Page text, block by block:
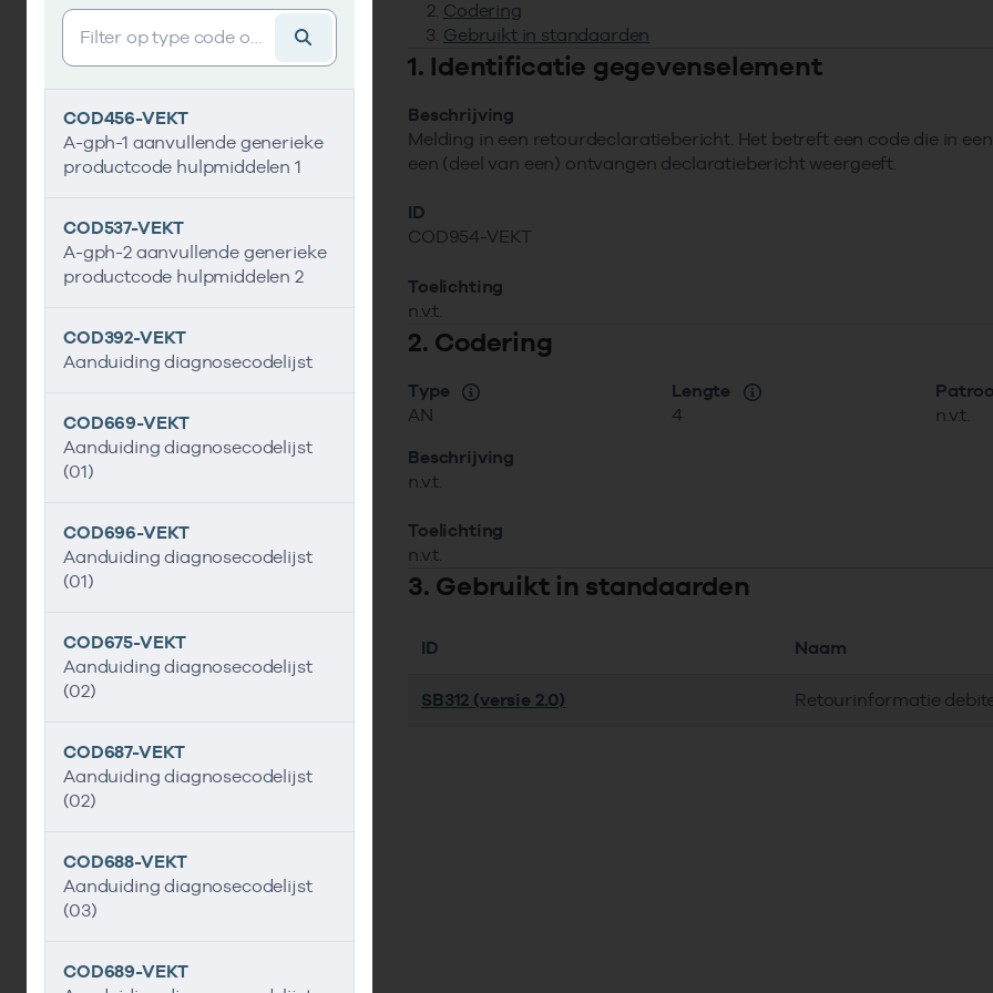
Vind gegevens&shy;element
COD456-VEKT
A-gph-1 aanvullende generieke
productcode hulpmiddelen 1
COD537-VEKT
A-gph-2 aanvullende generieke
productcode hulpmiddelen 2
COD392-VEKT
Aanduiding diagnosecodelijst
COD669-VEKT
Aanduiding diagnosecodelijst
(01)
COD696-VEKT
Aanduiding diagnosecodelijst
(01)
COD675-VEKT
Aanduiding diagnosecodelijst
(02)
COD687-VEKT
Aanduiding diagnosecodelijst
(02)
COD688-VEKT
Aanduiding diagnosecodelijst
(03)
COD689-VEKT
Codering
Gebruikt in standaarden
1. Identificatie gegevenselement
Beschrijving
Melding in een retourdeclaratiebericht. Het betreft een code die in
een (deel van een) ontvangen declaratiebericht weergeeft.
ID
COD954-VEKT
Toelichting
n.v.t.
2. Codering
Type
AN
Lengte
4
n.v.t.
Beschrijving
n.v.t.
Toelichting
n.v.t.
3. Gebruikt in standaarden
ID Naam
SB312 (versie 2.0) Retourinformatie